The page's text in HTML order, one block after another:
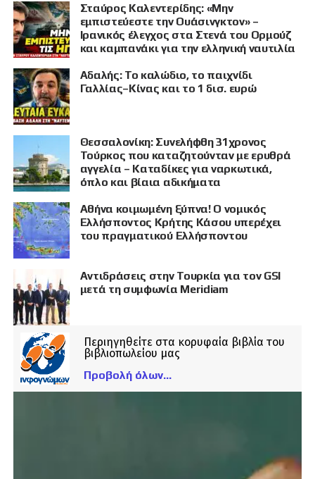
Σταύρος Καλεντερίδης: «Μην
εμπιστεύεστε την Ουάσινγκτον» –
Ιρανικός έλεγχος στα Στενά του Ορμούζ
και καμπανάκι για την ελληνική ναυτιλία
Αδαλής: Το καλώδιο, το παιχνίδι
Γαλλίας–Κίνας και το 1 δισ. ευρώ
Θεσσαλονίκη: Συνελήφθη 31χρονος
Τούρκος που καταζητούνταν με ερυθρά
αγγελία – Καταδίκες για ναρκωτικά,
όπλο και βίαια αδικήματα
Αθήνα κοιμωμένη ξύπνα! Ο νομικός
Ελλήσποντος Κρήτης Κάσου υπερέχει
του πραγματικού Ελλήσποντου
Αντιδράσεις στην Τουρκία για τον GSI
μετά τη συμφωνία Meridiam
Περιηγηθείτε στα κορυφαία βιβλία του
βιβλιοπωλείου μας
Προβολή όλων